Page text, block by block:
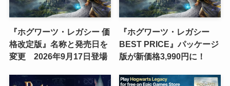
『ホグワーツ・レガシー 価
格改定版』名称と発売日を
変更 2026年9月17日登場
『ホグワーツ・レガシー
BEST PRICE』パッケージ
版が新価格3,990円に！